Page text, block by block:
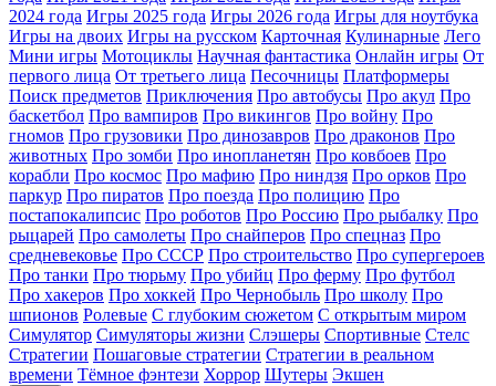
2024 года Игры 2025 года Игры 2026 года Игры для ноутбука
Игры на двоих Игры на русском Карточная Кулинарные Лего
Мини игры Мотоциклы Научная фантастика Онлайн игры От
первого лица От третьего лица Песочницы Платформеры
Поиск предметов Приключения Про автобусы Про акул Про
баскетбол Про вампиров Про викингов Про войну Про
гномов Про грузовики Про динозавров Про драконов Про
животных Про зомби Про инопланетян Про ковбоев Про
корабли Про космос Про мафию Про ниндзя Про орков Про
паркур Про пиратов Про поезда Про полицию Про
постапокалипсис Про роботов Про Россию Про рыбалку Про
рыцарей Про самолеты Про снайперов Про спецназ Про
средневековье Про СССР Про строительство Про супергероев
Про танки Про тюрьму Про убийц Про ферму Про футбол
Про хакеров Про хоккей Про Чернобыль Про школу Про
шпионов Ролевые С глубоким сюжетом С открытым миром
Симулятор Симуляторы жизни Слэшеры Спортивные Стелс
Стратегии Пошаговые стратегии Стратегии в реальном
времени Тёмное фэнтези Хоррор Шутеры Экшен